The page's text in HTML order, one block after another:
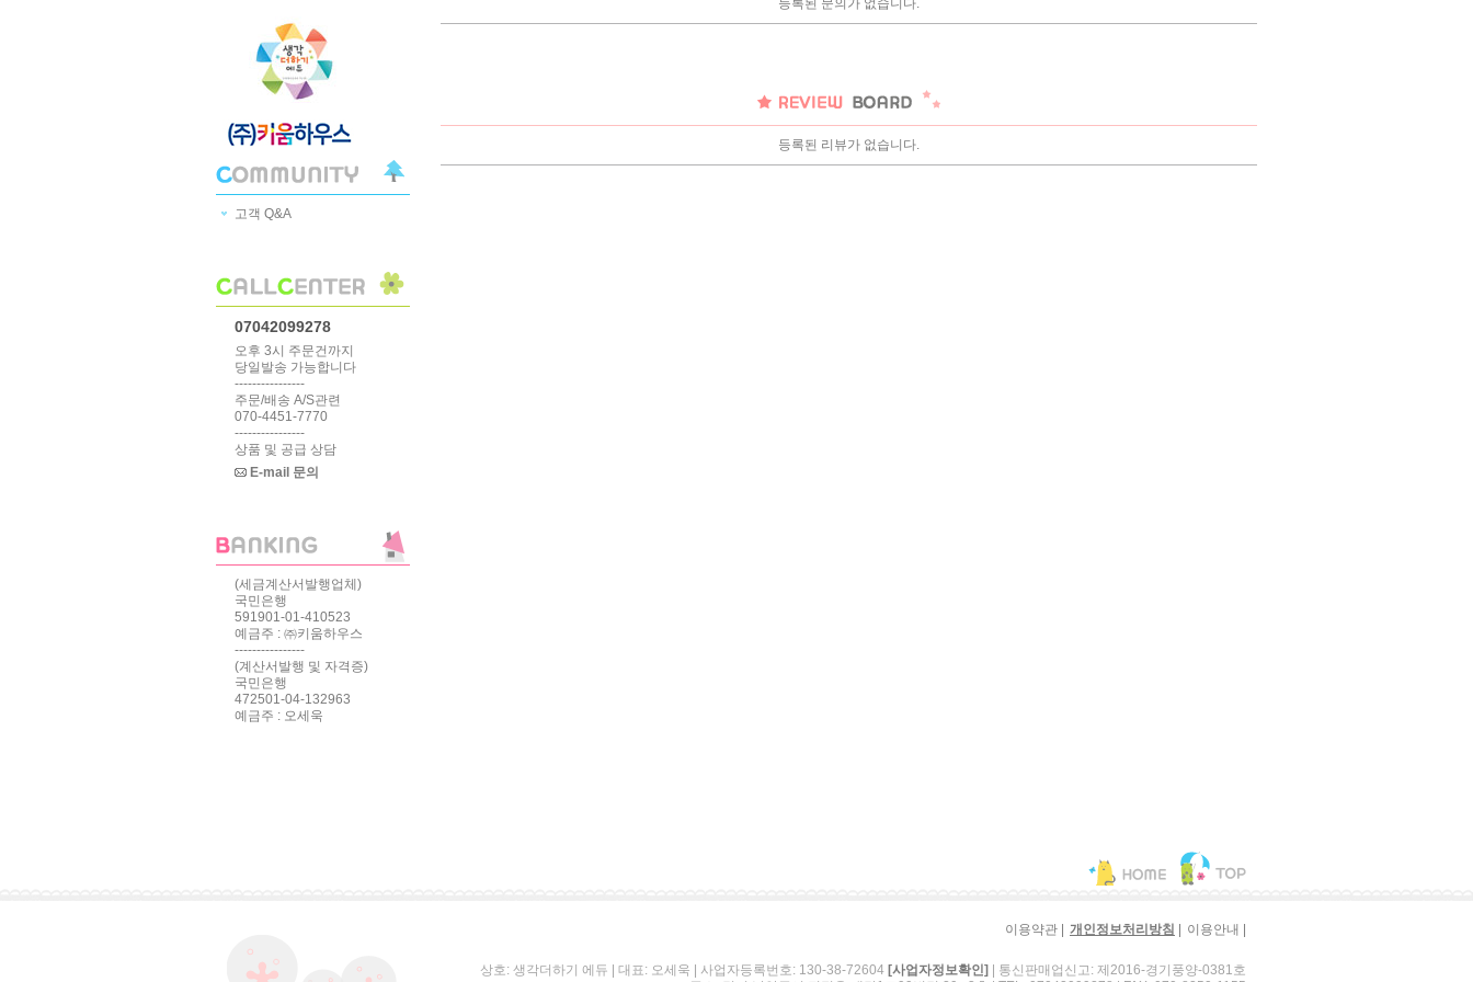
고객 Q&A
07042099278
오후 3시 주문건까지
당일발송 가능합니다
----------------
주문/배송 A/S관련
070-4451-7770
----------------
상품 및 공급 상담
E-mail 문의
(세금계산서발행업체)
국민은행
591901-01-410523
예금주 : ㈜키움하우스
----------------
(계산서발행 및 자격증)
국민은행
472501-04-132963
예금주 : 오세욱
등록된 리뷰가 없습니다.
이용약관 개인정보처리방침 이용안내
상호: 생각더하기 에듀 | 대표: 오세욱 | 사업자등록번호: 130-38-72604 [사업자정보확인] | 통신판매업신고: 제2016-경기풍양-0381호